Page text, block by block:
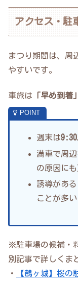
アクセス・駐
まつり期間は、周
やすいです。
車旅は 「早め到着」
週末は
満車で周
の原因にも
誘導があ
ことが多い
※駐車場の候補・
別記事で詳しくま
・
【鶴ヶ城】桜の